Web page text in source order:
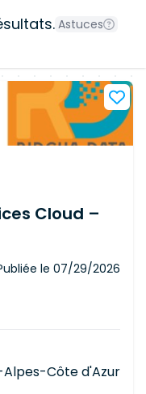
Astuces
Cloud –
le 07/29/2026
Côte d'Azur